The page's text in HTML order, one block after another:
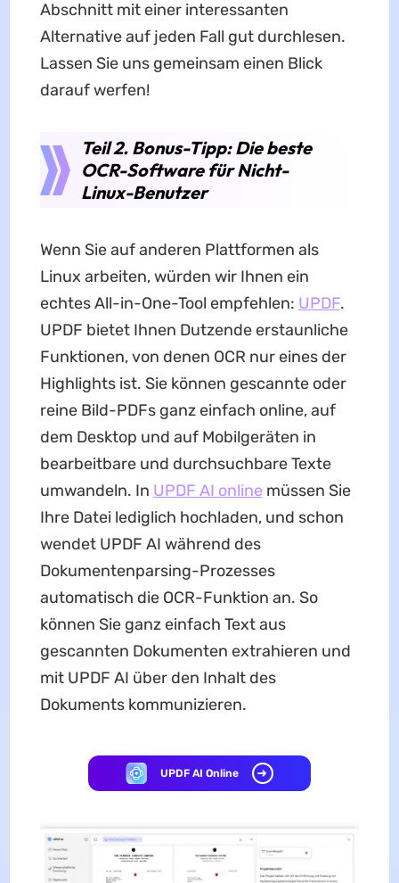
Abschnitt mit einer interessanten
Alternative auf jeden Fall gut durchlesen.
Lassen Sie uns gemeinsam einen Blick
darauf werfen!
Teil 2. Bonus-Tipp: Die beste
OCR-Software für Nicht-
Linux-Benutzer
Wenn Sie auf anderen Plattformen als
Linux arbeiten, würden wir Ihnen ein
echtes All-in-One-Tool empfehlen: UPDF.
UPDF bietet Ihnen Dutzende erstaunliche
Funktionen, von denen OCR nur eines der
Highlights ist. Sie können gescannte oder
reine Bild-PDFs ganz einfach online, auf
dem Desktop und auf Mobilgeräten in
bearbeitbare und durchsuchbare Texte
umwandeln. In UPDF AI online müssen Sie
Ihre Datei lediglich hochladen, und schon
wendet UPDF AI während des
Dokumentenparsing-Prozesses
automatisch die OCR-Funktion an. So
können Sie ganz einfach Text aus
gescannten Dokumenten extrahieren und
mit UPDF AI über den Inhalt des
Dokuments kommunizieren.
UPDF AI Online